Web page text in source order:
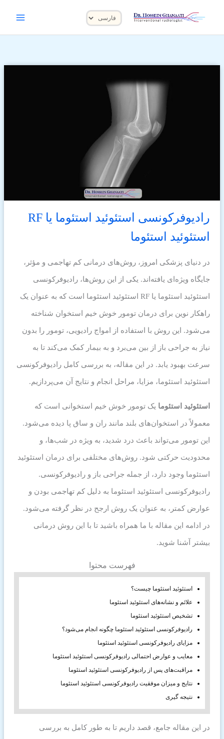
محتوا
یک
زبان
رادیوفرکونسی استئوئید استئوما یا RF
استئوئید استئوما
در دنیای پزشکی امروز، روش‌های درمانی کم تهاجمی و مؤثر،
جایگاه ویژه‌ای یافته‌اند. یکی از این روش‌ها، رادیوفرکونسی
استئوئید استئوما یا RF استئوئید استئوما است که به عنوان یک
راهکار نوین برای درمان تومور خوش خیم استخوان شناخته
می‌شود. این روش با استفاده از امواج رادیویی، تومور را بدون
نیاز به جراحی باز از بین می‌برد و به بیمار کمک می‌کند تا به
سرعت بهبود یابد. در این مقاله، به بررسی کامل رادیوفرکونسی
استئوئید استئوما، مزایا، مراحل انجام و نتایج آن می‌پردازیم.
استئوئید استئوما یک تومور خوش خیم استخوانی است که
معمولاً در استخوان‌های بلند مانند ران و ساق پا دیده می‌شود.
این تومور می‌تواند باعث درد شدید، به ویژه در شب‌ها، و
محدودیت حرکتی شود. روش‌های مختلفی برای درمان استئوئید
استئوما وجود دارد، از جمله جراحی باز و رادیوفرکونسی.
رادیوفرکونسی استئوئید استئوما به دلیل کم تهاجمی بودن و
عوارض کمتر، به عنوان یک روش ارجح در نظر گرفته می‌شود.
در ادامه این مقاله با ما همراه باشید تا با این روش درمانی
بیشتر آشنا شوید.
فهرست محتوا
استئوئید استئوما چیست؟
علائم و نشانه‌های استئوئید استئوما
تشخیص استئوئید استئوما
رادیوفرکونسی استئوئید استئوما چگونه انجام می‌شود؟
مزایای رادیوفرکونسی استئوئید استئوما
معایب و عوارض احتمالی رادیوفرکونسی استئوئید استئوما
مراقبت‌های پس از رادیوفرکونسی استئوئید استئوما
نتایج و میزان موفقیت رادیوفرکونسی استئوئید استئوما
نتیجه گیری
در این مقاله جامع، قصد داریم تا به طور کامل به بررسی